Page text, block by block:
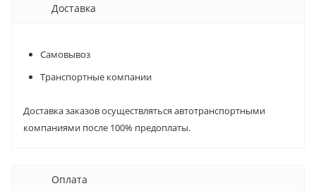
Доставка
Самовывоз
Транспортные компании
Доставка заказов осуществляться автотранспортными
компаниями после 100% предоплаты.
Оплата